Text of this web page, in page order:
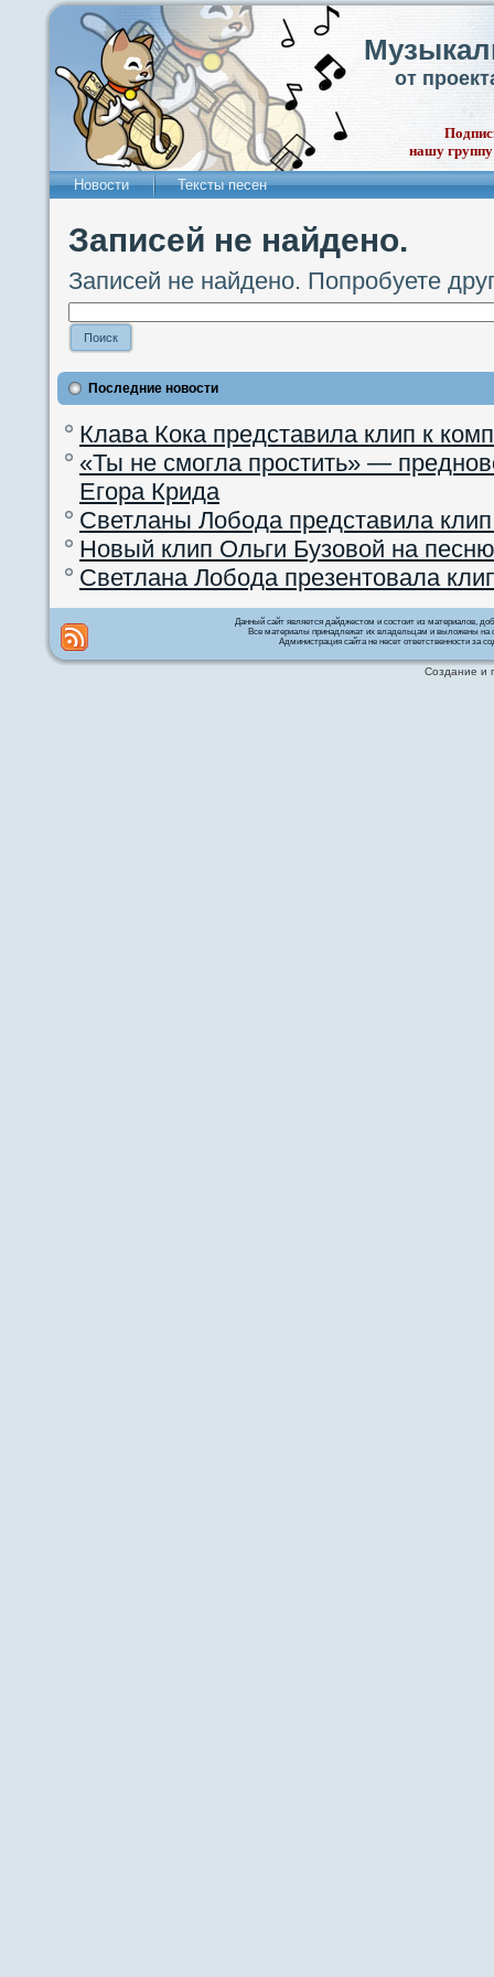
от
нашу
Новости Тексты песен
Записей не найдено.
Записей не найдено. Попробуете
Последние новости
Клава Кока представила клип к
«Ты не смогла простить» —
Егора Крида
Светланы Лобода представила
Новый клип Ольги Бузовой на
Светлана Лобода презентовала
Данный сайт является дайджестом и состоит из материалов,
Все материалы принадлежат их владельцам и выложены на
Администрация сайта не несет ответственности за
Создание и